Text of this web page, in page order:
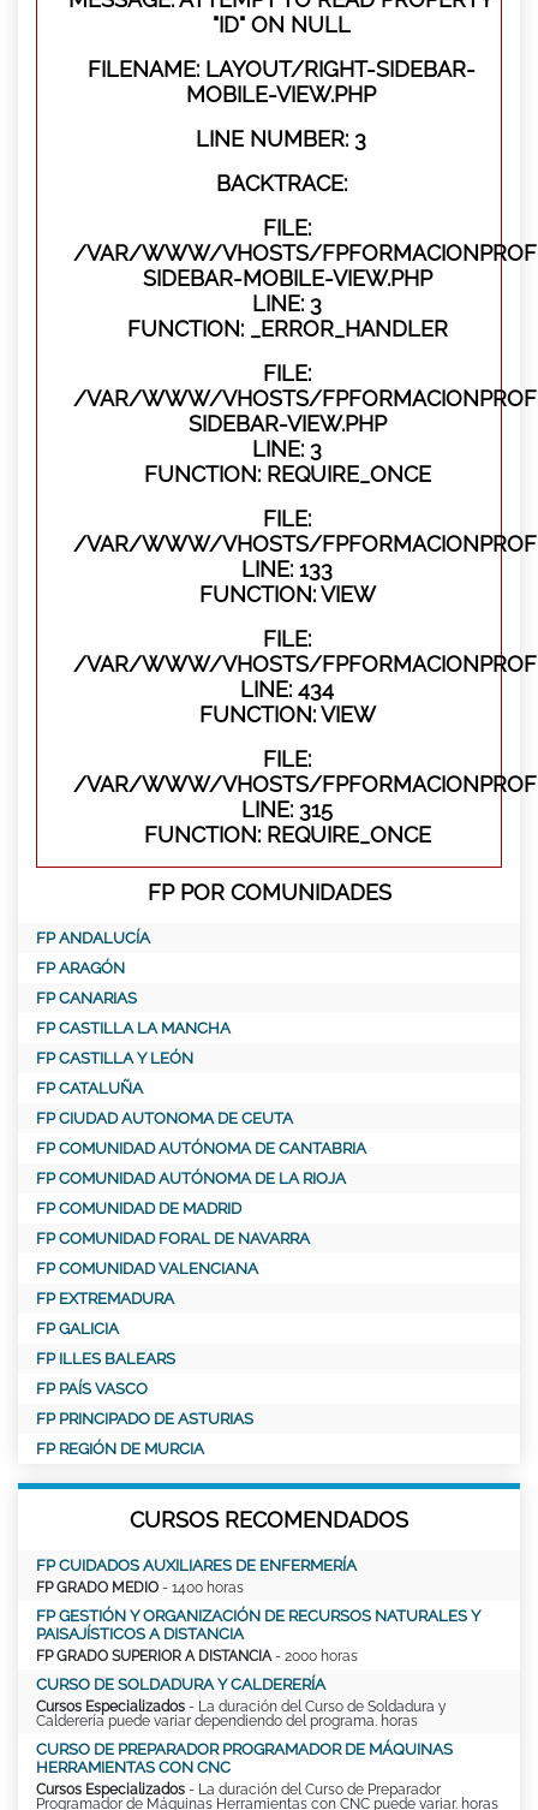
"ID" ON NULL
FILENAME: LAYOUT/RIGHT-SIDEBAR-
MOBILE-VIEW.PHP
LINE NUMBER: 3
BACKTRACE:
FILE:
/VAR/WWW/VHOSTS/
SIDEBAR-MOBILE-VIEW.PHP
LINE: 3
FUNCTION: _ERROR_HANDLER
FILE:
/VAR/WWW/VHOSTS/
SIDEBAR-VIEW.PHP
LINE: 3
FUNCTION: REQUIRE_ONCE
FILE:
/VAR/WWW/VHOSTS/
LINE: 133
FUNCTION: VIEW
FILE:
/VAR/WWW/VHOSTS/
LINE: 434
FUNCTION: VIEW
FILE:
/VAR/WWW/VHOSTS/
LINE: 315
FUNCTION: REQUIRE_ONCE
FP POR COMUNIDADES
FP ANDALUCÍA
FP ARAGÓN
FP CANARIAS
FP CASTILLA LA MANCHA
FP CASTILLA Y LEÓN
FP CATALUÑA
FP CIUDAD AUTONOMA DE CEUTA
FP COMUNIDAD AUTÓNOMA DE CANTABRIA
FP COMUNIDAD AUTÓNOMA DE LA RIOJA
FP COMUNIDAD DE MADRID
FP COMUNIDAD FORAL DE NAVARRA
FP COMUNIDAD VALENCIANA
FP EXTREMADURA
FP GALICIA
FP ILLES BALEARS
FP PAÍS VASCO
FP PRINCIPADO DE ASTURIAS
FP REGIÓN DE MURCIA
CURSOS RECOMENDADOS
FP CUIDADOS AUXILIARES DE ENFERMERÍA
FP GRADO MEDIO - 1400 horas
FP GESTIÓN Y ORGANIZACIÓN DE RECURSOS NATURALES Y
PAISAJÍSTICOS A DISTANCIA
FP GRADO SUPERIOR A DISTANCIA - 2000 horas
CURSO DE SOLDADURA Y CALDERERÍA
Cursos Especializados - La duración del Curso de Soldadura y
Calderería puede variar dependiendo del programa. horas
CURSO DE PREPARADOR PROGRAMADOR DE MÁQUINAS
HERRAMIENTAS CON CNC
Cursos Especializados - La duración del Curso de Preparador
Programador de Máquinas Herramientas con CNC puede variar. horas